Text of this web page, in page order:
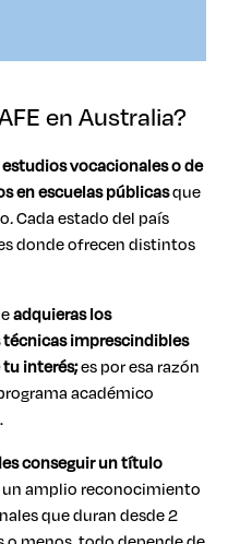
en Australia?
vocacionales o de
en escuelas públicasque
.Cada estado del país
donde ofrecen distintos
adquieras los
imprescindibles
tu interés;es por esa razón
académico
conseguir un título
amplio reconocimiento
que duran desde 2